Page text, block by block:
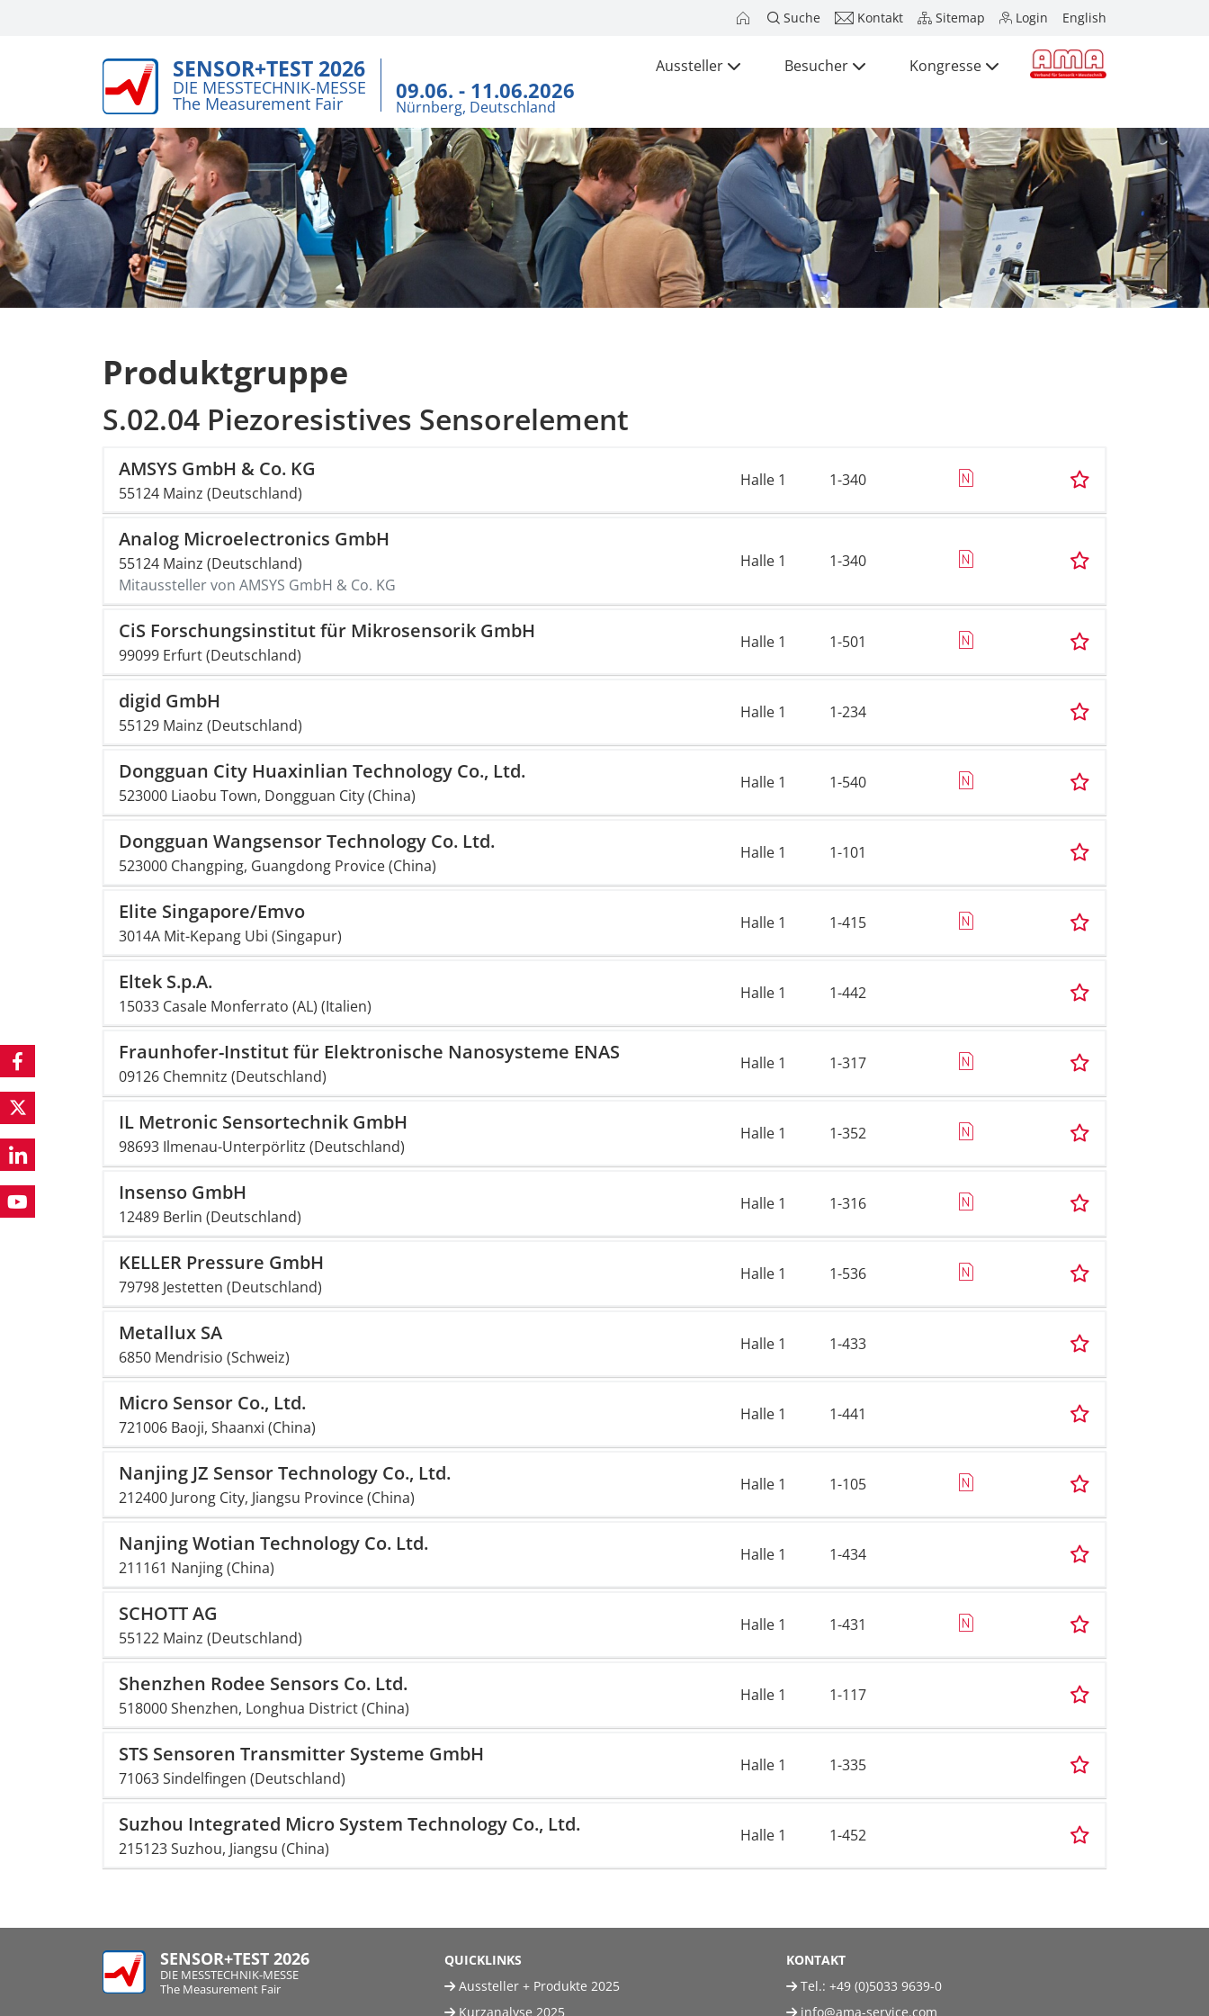
Suche Kontakt Sitemap Login English
SENSOR+TEST 2026
DIE MESSTECHNIK-MESSE
The Measurement Fair 09.06. - 11.06.2026
Nürnberg, Deutschland
Aussteller Besucher Kongresse Presse
Produktgruppe
S.02.04 Piezoresistives Sensorelement
AMSYS GmbH & Co. KG
55124 Mainz (Deutschland)
Halle 1 1-340
Analog Microelectronics GmbH
55124 Mainz (Deutschland)
Mitaussteller von AMSYS GmbH & Co. KG
Halle 1 1-340
CiS Forschungsinstitut für Mikrosensorik GmbH
99099 Erfurt (Deutschland)
Halle 1 1-501
digid GmbH
55129 Mainz (Deutschland)
Halle 1 1-234
Dongguan City Huaxinlian Technology Co., Ltd.
523000 Liaobu Town, Dongguan City (China)
Halle 1 1-540
Dongguan Wangsensor Technology Co. Ltd.
523000 Changping, Guangdong Provice (China)
Halle 1 1-101
Elite Singapore/Emvo
3014A Mit-Kepang Ubi (Singapur)
Halle 1 1-415
Eltek S.p.A.
15033 Casale Monferrato (AL) (Italien)
Halle 1 1-442
Fraunhofer-Institut für Elektronische Nanosysteme ENAS
09126 Chemnitz (Deutschland)
Halle 1 1-317
IL Metronic Sensortechnik GmbH
98693 Ilmenau-Unterpörlitz (Deutschland)
Halle 1 1-352
Insenso GmbH
12489 Berlin (Deutschland)
Halle 1 1-316
KELLER Pressure GmbH
79798 Jestetten (Deutschland)
Halle 1 1-536
Metallux SA
6850 Mendrisio (Schweiz)
Halle 1 1-433
Micro Sensor Co., Ltd.
721006 Baoji, Shaanxi (China)
Halle 1 1-441
Nanjing JZ Sensor Technology Co., Ltd.
212400 Jurong City, Jiangsu Province (China)
Halle 1 1-105
Nanjing Wotian Technology Co. Ltd.
211161 Nanjing (China)
Halle 1 1-434
SCHOTT AG
55122 Mainz (Deutschland)
Halle 1 1-431
Shenzhen Rodee Sensors Co. Ltd.
518000 Shenzhen, Longhua District (China)
Halle 1 1-117
STS Sensoren Transmitter Systeme GmbH
71063 Sindelfingen (Deutschland)
Halle 1 1-335
Suzhou Integrated Micro System Technology Co., Ltd.
215123 Suzhou, Jiangsu (China)
Halle 1 1-452
SENSOR+TEST 2026
DIE MESSTECHNIK-MESSE
The Measurement Fair
QUICKLINKS
Aussteller + Produkte 2025
Kurzanalyse 2025
KONTAKT
Tel.: +49 (0)5033 9639-0
info@ama-service.com